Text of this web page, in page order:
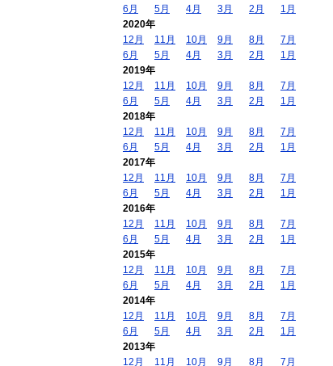
6月
5月 4月 3月 2月
1月
2020年
12月
11月 10月 9月 8月
7月
6月
5月 4月 3月 2月
1月
2019年
12月
11月 10月 9月 8月
7月
6月
5月 4月 3月 2月
1月
2018年
12月
11月 10月 9月 8月
7月
6月
5月 4月 3月 2月
1月
2017年
12月
11月 10月 9月 8月
7月
6月
5月 4月 3月 2月
1月
2016年
12月
11月 10月 9月 8月
7月
6月
5月 4月 3月 2月
1月
2015年
12月
11月 10月 9月 8月
7月
6月
5月 4月 3月 2月
1月
2014年
12月
11月 10月 9月 8月
7月
6月
5月 4月 3月 2月
1月
2013年
12月
11月 10月 9月 8月 7月